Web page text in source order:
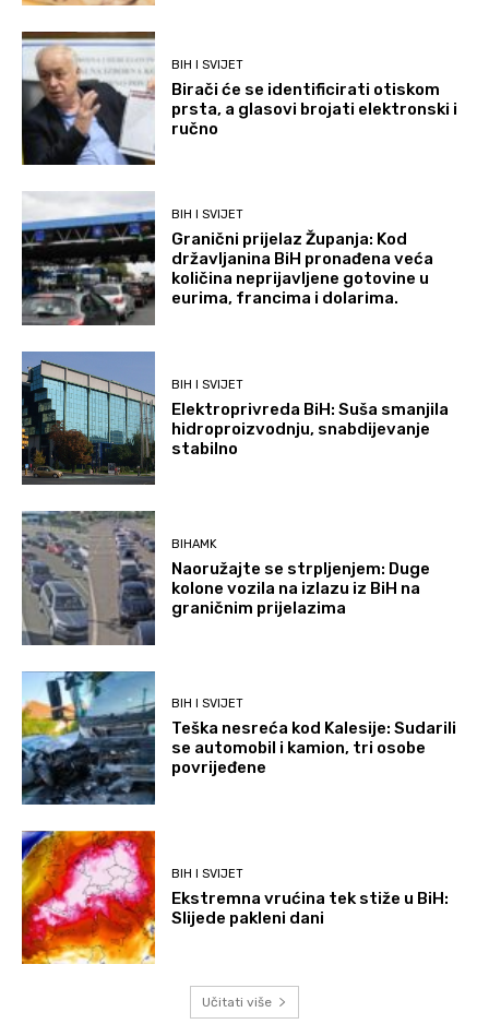
BIH I SVIJET
Birači će se identificirati otiskom
prsta, a glasovi brojati elektronski i
ručno
BIH I SVIJET
Granični prijelaz Županja: Kod
državljanina BiH pronađena veća
količina neprijavljene gotovine u
eurima, francima i dolarima.
BIH I SVIJET
Elektroprivreda BiH: Suša smanjila
hidroproizvodnju, snabdijevanje
stabilno
BIHAMK
Naoružajte se strpljenjem: Duge
kolone vozila na izlazu iz BiH na
graničnim prijelazima
BIH I SVIJET
Teška nesreća kod Kalesije: Sudarili
se automobil i kamion, tri osobe
povrijeđene
BIH I SVIJET
Ekstremna vrućina tek stiže u BiH:
Slijede pakleni dani
Učitati više